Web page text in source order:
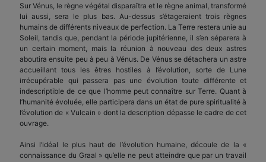
Sur Vénus, le règne végétal disparaîtra et le règne animal, transformé
lui aussi, sera le plus bas. Au-dessus s’étageraient trois règnes
humains de différents niveaux de perfection. La Terre restera unie au
Soleil, tandis que, pendant la période jupitérienne, il s’en séparera à
un certain moment, mais la réunion à nouveau des deux astres
aboutira ensuite peu à peu à Vénus. De Vénus se détachera un astre
accueillant tous les êtres hostiles à l’évolution, sorte de Lune
irrécupérable qui passera pas une évolution toute différente et
indescriptible de ce que l’homme peut connaître sur Terre. Quant à
l’humanité évoluée, elle participera dans un état de pure spiritualité à
l’évolution de « Vulcain » dont la description dépasse le cadre de cet
ouvrage.
Ainsi l’idéal le plus haut de l’évolution humaine, découle de la «
connaissance du Graal » qu’elle ne peut atteindre que par un travail